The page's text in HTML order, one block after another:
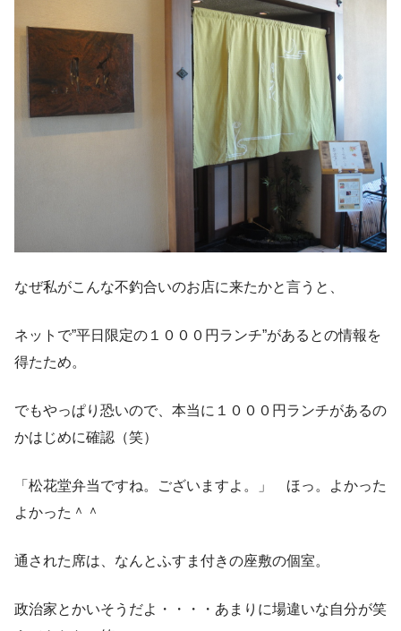
なぜ私がこんな不釣合いのお店に来たかと言うと、
ネットで”平日限定の１０００円ランチ”があるとの情報を
得たため。
でもやっぱり恐いので、本当に１０００円ランチがあるの
かはじめに確認（笑）
「松花堂弁当ですね。ございますよ。」 ほっ。よかった
よかった＾＾
通された席は、なんとふすま付きの座敷の個室。
政治家とかいそうだよ・・・・あまりに場違いな自分が笑